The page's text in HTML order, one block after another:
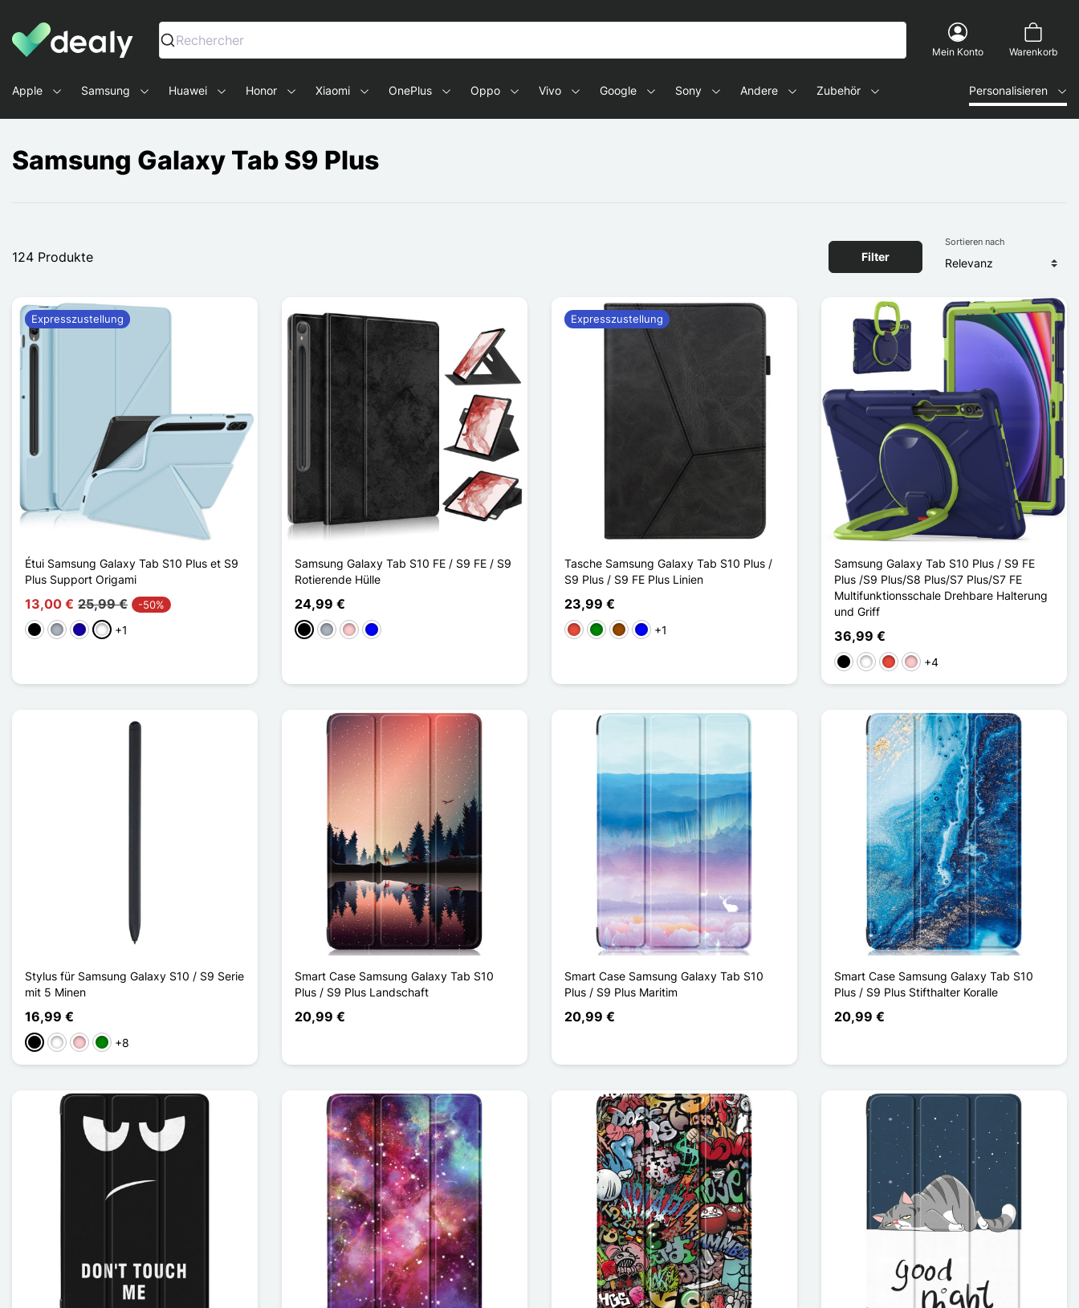
Dealy - Hüllen und Zubehör für Smartphones und Tablets
Rechercher
Mein Konto Warenkorb
Apple Samsung Huawei Honor Xiaomi OnePlus Oppo Vivo Google Sony Andere Zubehör Personalisieren
Samsung Galaxy Tab S9 Plus
124 Produkte Filter
Sortieren nach
Étui Samsung Galaxy Tab S10 Plus et S9
Plus Support Origami
13,00 € 25,99 € -50%
Schwarz
GrauDunkelblau
Bleu Ciel
+1
Expresszustellung
Samsung Galaxy Tab S10 FE / S9 FE / S9
Rotierende Hülle
24,99 €
Schwarz
GrauPinkBlau
Tasche Samsung Galaxy Tab S10 Plus /
S9 Plus / S9 FE Plus Linien
23,99 €
Rot GrünBraunBlau+1
Expresszustellung
Samsung Galaxy Tab S10 Plus / S9 FE
Plus /S9 Plus/S8 Plus/S7 Plus/S7 FE
Multifunktionsschale Drehbare Halterung
und Griff
36,99 €
Schwarz
WeißRot Pink+4
Stylus für Samsung Galaxy S10 / S9 Serie
mit 5 Minen
16,99 €
Schwarz
WeißPinkGrün+8
Smart Case Samsung Galaxy Tab S10
Plus / S9 Plus Landschaft
20,99 €
Smart Case Samsung Galaxy Tab S10
Plus / S9 Plus Maritim
20,99 €
Smart Case Samsung Galaxy Tab S10
Plus / S9 Plus Stifthalter Koralle
20,99 €